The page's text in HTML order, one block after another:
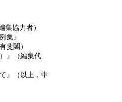
集協力者）
集』
斐閣）
』（編集代
』（以上，中